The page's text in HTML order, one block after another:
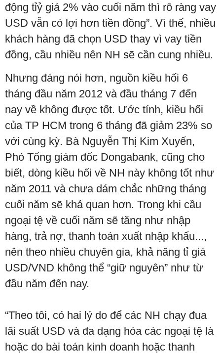
động tỉỷ giá 2% vào cuối năm thì rõ ràng vay
USD vẫn có lợi hơn tiền đồng”. Vì thế, nhiều
khách hàng đã chọn USD thay vì vay tiền
đồng, cầu nhiều nên NH sẽ cần cung nhiều.
Nhưng đáng nói hơn, nguồn kiều hối 6
tháng đầu năm 2012 và đầu tháng 7 đến
nay về không được tốt. Ước tính, kiều hối
của TP HCM trong 6 tháng đã giảm 23% so
với cùng kỳ. Bà Nguyễn Thị Kim Xuyến,
Phó Tổng giám đốc Dongabank, cũng cho
biết, dòng kiều hối về NH này không tốt như
năm 2011 và chưa dám chắc những tháng
cuối năm sẽ khả quan hơn. Trong khi cầu
ngoại tệ về cuối năm sẽ tăng như nhập
hàng, trả nợ, thanh toán xuất nhập khẩu...,
nên theo nhiều chuyên gia, khả năng tỉ giá
USD/VND không thể “giữ nguyên” như từ
đầu năm đến nay.
“Theo tôi, có hai lý do để các NH chạy đua
lãi suất USD và đa dạng hóa các ngoại tệ là
hoặc do bài toán kinh doanh hoặc thanh